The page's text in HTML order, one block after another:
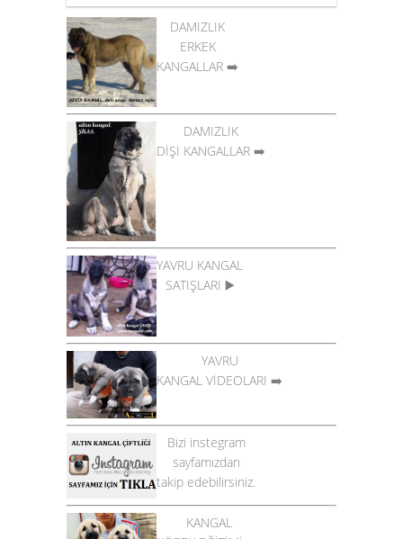
DAMIZLIK
ERKEK
KANGALLAR ➡️
DAMIZLIK
DİŞİ KANGALLAR ➡️
YAVRU KANGAL
SATIŞLARI ▶️
YAVRU
KANGAL VİDEOLARI ➡️
Bizi instegram
sayfamızdan
takip edebilirsiniz.
KANGAL